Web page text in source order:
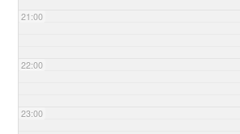
21:00
22:00
23:00